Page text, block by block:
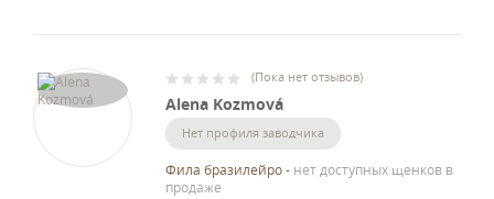
(Пока нет отзывов)
Alena Kozmová
Нет профиля заводчика
Фила бразилейро- нет доступных щенков в
продаже